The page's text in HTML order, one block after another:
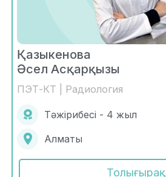
Қазыкенова
Әсел Асқарқызы
ПЭТ-КТ | Радиология
Тәжірибесі - 4 жыл
Алматы
Толығырақ